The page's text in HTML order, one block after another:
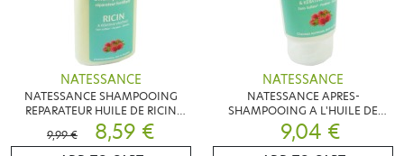
NATESSANCE
NATESSANCE SHAMPOOING
REPARATEUR HUILE DE RICIN
500ML
9,99 € 8,59 €
NATESSANCE
NATESSANCE APRES-
SHAMPOOING A L'HUILE DE
RICIN 150ML
9,04 €